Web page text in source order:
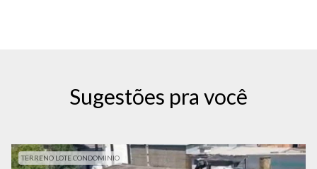
Sugestões pra você
TERRENO LOTE CONDOMINIO